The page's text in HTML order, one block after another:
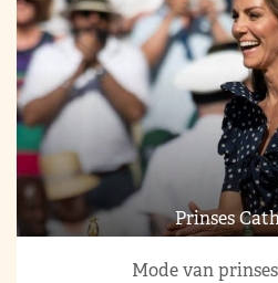
Prinses
Mode van